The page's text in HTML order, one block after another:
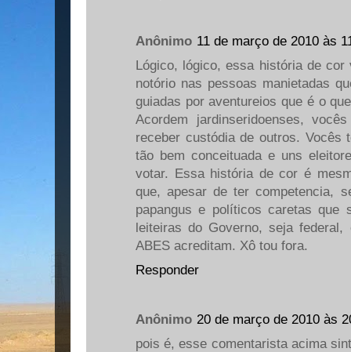
Anônimo 11 de março de 2010 às
Lógico, lógico, essa história de
notório nas pessoas manietadas
guiadas por aventureios que é o
Acordem jardinseridoenses,
receber custódia de outros. Vocês
tão bem conceituada e uns
votar. Essa história de cor é
que, apesar de ter competencia,
papangus e políticos caretas que
leiteiras do Governo, seja
ABES acreditam. Xô tou fora.
Responder
Anônimo 20 de março de 2010 às
pois é, esse comentarista acima